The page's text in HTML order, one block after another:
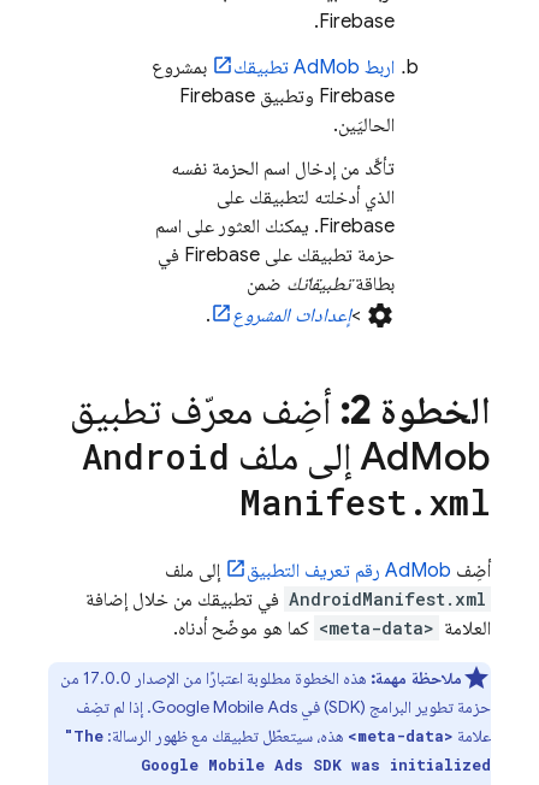
Firebase.
اربط AdMob تطبيقك
بمشروع
Firebase وتطبيق Firebase
الحاليَين.
تأكَّد من إدخال اسم الحزمة نفسه
الذي أدخلته لتطبيقك على
Firebase. يمكنك العثور على اسم
حزمة تطبيقك على Firebase في
بطاقةتطبيقاتك ضمن
settings
>إعدادات المشروع .
الخطوة 2:
أضِف معرّف تطبيق
AdMob إلى ملف Android
Manifest .xml
أضِف AdMob رقم تعريف التطبيق إلى ملف
AndroidManifest.xml في تطبيقك من خلال إضافة
العلامة <meta-data> كما هو موضّح أدناه.
ملاحظة مهمة:
هذه الخطوة مطلوبة اعتبارًا من الإصدار 17.0.0 من
حزمة تطوير البرامج (SDK) في
Google Mobile Ads. إذا لم تضِف
علامة <meta-data> هذه، سيتعطّل تطبيقك مع ظهور الرسالة: "The
Google Mobile Ads SDK was initialized